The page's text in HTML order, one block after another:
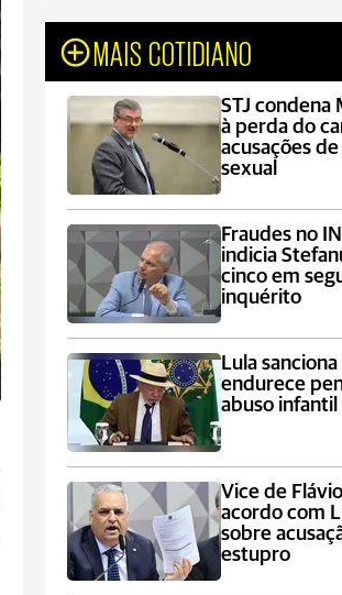
MAIS COTIDIANO
STJ condena
à perda do
acusações
sexual
Fraudes no
indicia
cinco em
inquérito
Lula
endurece
abuso
Vice de
acordo com
sobre
estupro